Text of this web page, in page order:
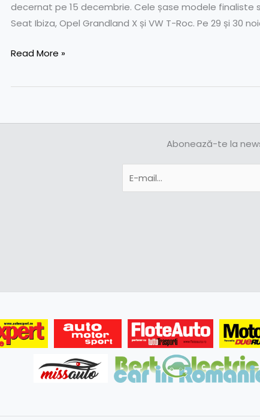
decernat pe 15 decembrie. Cele șase modele finaliste
Seat Ibiza, Opel Grandland X și VW T-Roc. Pe 29 și 30
Read More »
Abonează-te la